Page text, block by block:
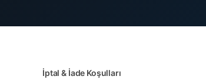
İptal & İade Koşulları